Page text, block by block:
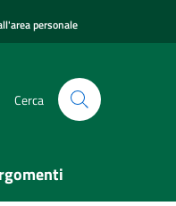
personale
Cerca